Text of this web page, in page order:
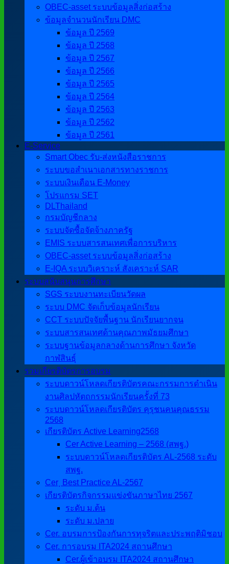
OBEC-asset ระบบข้อมูลสิ่งก่อสร้าง
ข้อมูลจำนวนนักเรียน DMC
ข้อมูล ปี 2569
ข้อมูล ปี 2568
ข้อมูล ปี 2567
ข้อมูล ปี 2566
ข้อมูล ปี 2565
ข้อมูล ปี 2564
ข้อมูล ปี 2563
ข้อมูล ปี 2562
ข้อมูล ปี 2561
E-Service
Smart Obec รับ-ส่งหนังสือราชการ
ระบบขอสำเนาเอกสารทางราชการ
ระบบเงินเดือน E-Money
โปรแกรม SET
DLThailand
กรมบัญชีกลาง
ระบบจัดซื้อจัดจ้างภาครัฐ
EMIS ระบบสารสนเทศเพื่อการบริหาร
OBEC-asset ระบบข้อมูลสิ่งก่อสร้าง
E-IQA ระบบวิเคราะห์ สังเคราะห์ SAR
ระบบสนับสนุนการศึกษา
SGS ระบบงานทะเบียนวัดผล
ระบบ DMC จัดเก็บข้อมูลนักเรียน
CCT ระบบปัจจัยพื้นฐาน นักเรียนยากจน
ระบบสารสนเทศด้านคุณภาพมัธยมศึกษา
ระบบฐานข้อมูลกลางด้านการศึกษา จังหวัด
กาฬสินธุ์
รวมเกียรติบัตรการอบรม
ระบบดาวน์โหลดเกียรติบัตรคณะกรรมการดำเนิน
งานศิลปหัตถกรรมนักเรียนครั้งที่ 73
ระบบดาวน์โหลดเกียรติบัตร คุรุชนคนคุณธรรม
2568
เกียรติบัตร Active Learning2568
Cer Active Learning – 2568 (สพฐ.)
ระบบดาวน์โหลดเกียรติบัตร AL-2568 ระดับ
สพฐ.
Cer ฺ Best Practice AL-2567
เกียรติบัตรกิจกรรมแข่งขันภาษาไทย 2567
ระดับ ม.ต้น
ระดับ ม.ปลาย
Cer. อบรมการป้องกันการทุจริตและประพฤติมิชอบ
Cer. การอบรม ITA2024 สถานศึกษา
Cer.ผู้เข้าอบรม ITA2024 สถานศึกษา